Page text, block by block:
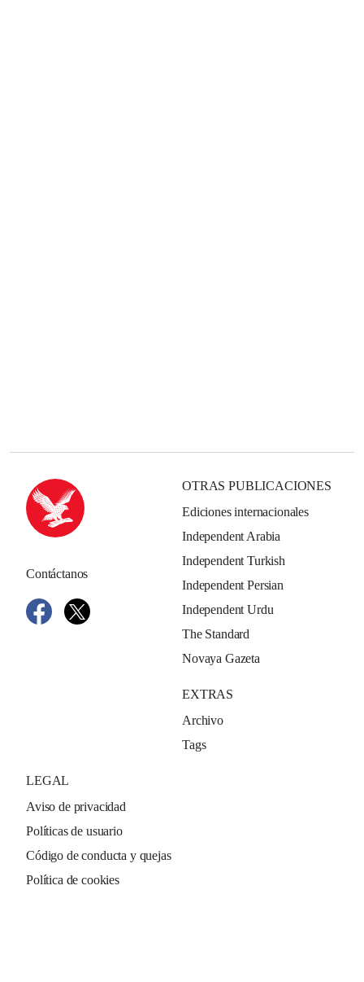
Contáctanos
OTRAS PUBLICACIONES
Ediciones internacionales
Independent Arabia
Independent Turkish
Independent Persian
Independent Urdu
The Standard
Novaya Gazeta
EXTRAS
Archivo
Tags
LEGAL
Aviso de privacidad
Políticas de usuario
Código de conducta y quejas
Política de cookies